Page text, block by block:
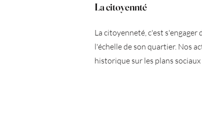
La citoyennté
La citoyenneté, c'est
l'échelle de son quartier. Nos
historique sur les plans